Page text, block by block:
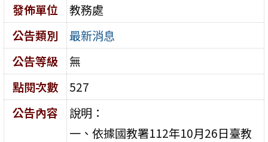
發佈單位
教務處
公告類別
最新消息
公告等級
無
點閱次數
527
公告內容
說明：
一、依據國教署112年10月26日臺教